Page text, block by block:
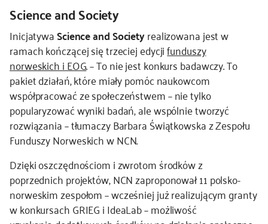
Science and Society
InicjatywaScience and Societyrealizowana jest w
ramach kończącej się trzeciej edycjifunduszy
norweskich i EOG. – To nie jest konkurs badawczy. To
pakiet działań, które miały pomóc naukowcom
współpracować ze społeczeństwem – nie tylko
popularyzować wyniki badań, ale wspólnie tworzyć
rozwiązania – tłumaczy Barbara Świątkowska z Zespołu
Funduszy Norweskich w NCN.
Dzięki oszczędnościom i zwrotom środków z
poprzednich projektów, NCN zaproponował 11 polsko-
norweskim zespołom – wcześniej już realizującym granty
w konkursach GRIEG i IdeaLab – możliwość